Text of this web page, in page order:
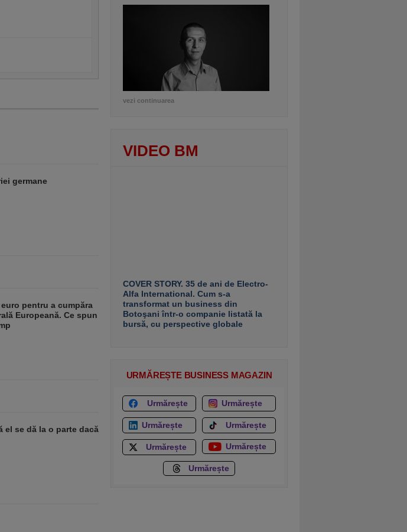
germane
pentru a cumpăra
Europeană. Ce spun
el se dă la o parte dacă
vezi continuarea
VIDEO BM
COVER STORY. 35 de ani de Electro-
Alfa International. Cum s-a
transformat un business din
Botoşani într-o companie listată la
bursă, cu perspective globale
URMĂREȘTE BUSINESS MAGAZIN
Urmărește Urmărește
Urmărește Urmărește
Urmărește Urmărește
Urmărește